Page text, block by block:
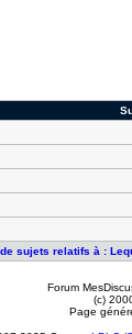
sujets relatifs à :
Forum
(c)
Page